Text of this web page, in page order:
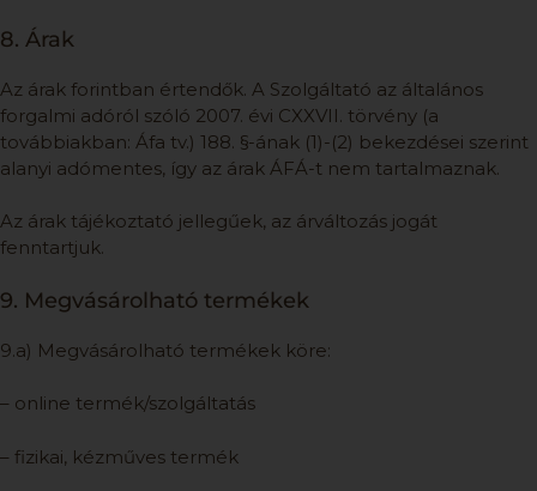
8. Árak
Az árak forintban értendők. A Szolgáltató az általános
forgalmi adóról szóló 2007. évi CXXVII. törvény (a
továbbiakban: Áfa tv.) 188. §-ának (1)-(2) bekezdései szerint
alanyi adómentes, így az árak ÁFÁ-t nem tartalmaznak.
Az árak tájékoztató jellegűek, az árváltozás jogát
fenntartjuk.
9. Megvásárolható termékek
9.a) Megvásárolható termékek köre:
– online termék/szolgáltatás
– fizikai, kézműves termék